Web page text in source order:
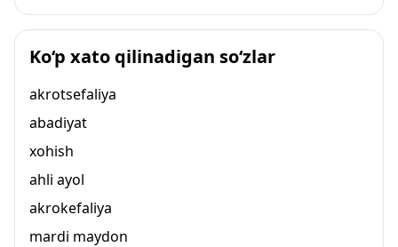
Ko‘p xato qilinadigan so‘zlar
akrotsefaliya
abadiyat
xohish
ahli ayol
akrokefaliya
mardi maydon